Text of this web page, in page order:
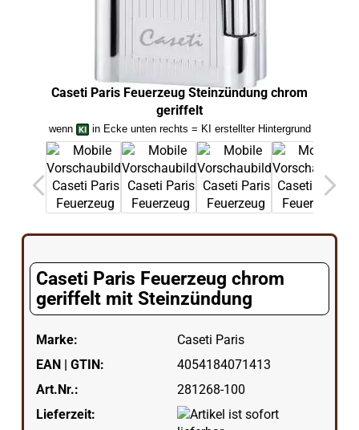
Caseti Paris Feuerzeug Steinzündung chrom
geriffelt
wenn in Ecke unten rechts = KI erstellter Hintergrund
Caseti Paris Feuerzeug chrom
geriffelt mit Steinzündung
Marke:
Caseti Paris
EAN | GTIN:
4054184071413
Art.Nr.:
281268-100
Lieferzeit: